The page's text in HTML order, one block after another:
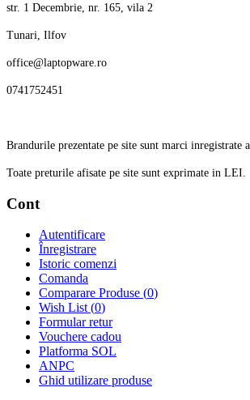
str. 1 Decembrie, nr. 165, vila 2
Tunari, Ilfov
office@laptopware.ro
0741752451
Brandurile prezentate pe site sunt marci inregistrate
Toate preturile afisate pe site sunt exprimate in LEI.
Cont
Autentificare
Înregistrare
Istoric comenzi
Comanda
Comparare Produse (0)
Wish List (0)
Formular retur
Vouchere cadou
Platforma SOL
ANPC
Ghid utilizare produse